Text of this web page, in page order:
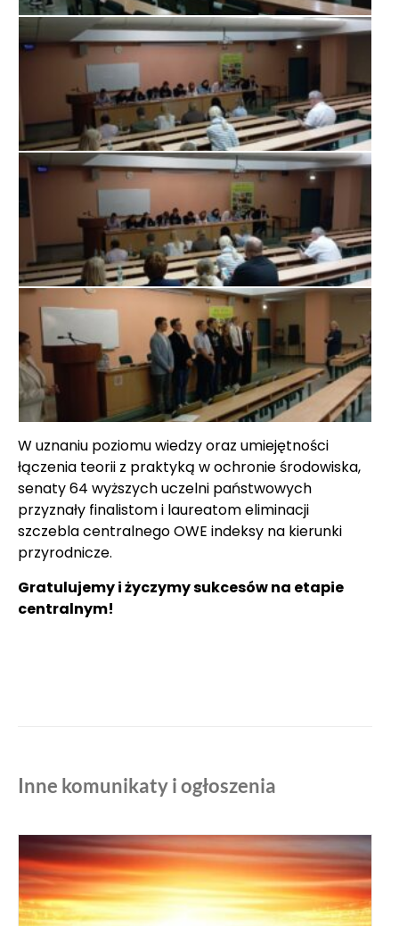
W uznaniu poziomu wiedzy oraz umiejętności
łączenia teorii z praktyką w ochronie środowiska,
senaty 64 wyższych uczelni państwowych
przyznały finalistom i laureatom eliminacji
szczebla centralnego OWE indeksy na kierunki
przyrodnicze.
Gratulujemy i życzymy sukcesów na etapie
centralnym!
Inne komunikaty i ogłoszenia